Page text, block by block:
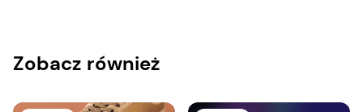
Zobacz również